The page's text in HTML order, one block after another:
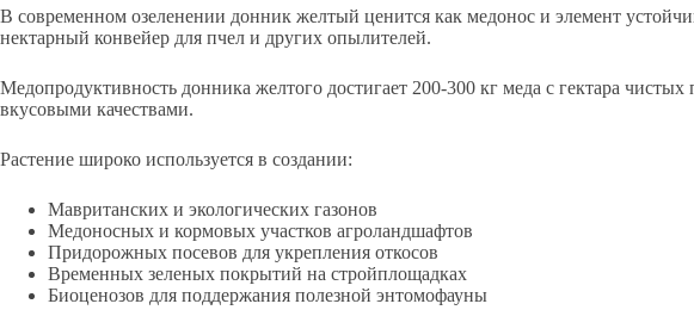
В современном озеленении донник желтый ценится как медонос и элемент
нектарный конвейер для пчел и других опылителей.
Медопродуктивность донника желтого достигает 200-300 кг меда с гектара
вкусовыми качествами.
Растение широко используется в создании:
Мавританских и экологических газонов
Медоносных и кормовых участков агроландшафтов
Придорожных посевов для укрепления откосов
Временных зеленых покрытий на стройплощадках
Биоценозов для поддержания полезной энтомофауны